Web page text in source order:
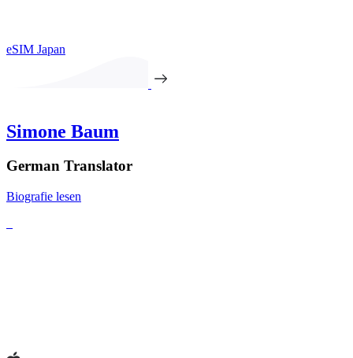
eSIM Japan
Simone Baum
German Translator
Biografie lesen